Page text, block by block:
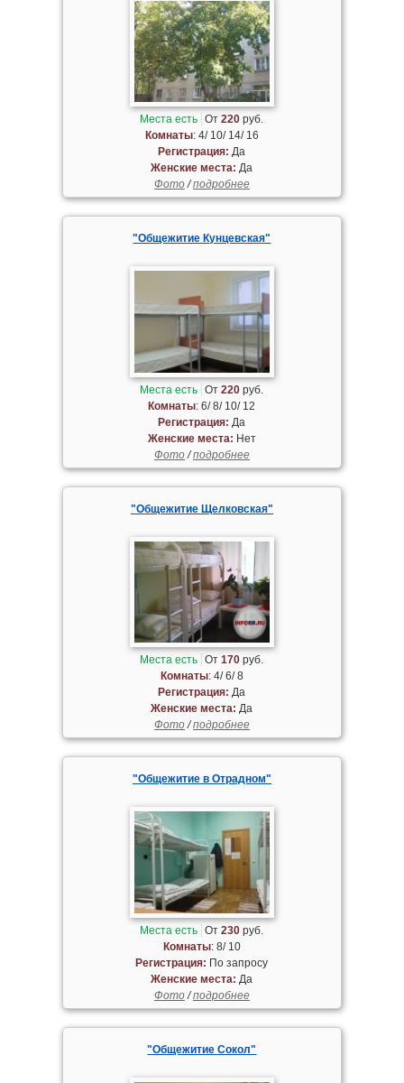
Места есть От220 руб.
Комнаты: 4/ 10/ 14/ 16
Регистрация: Да
Женские места: Да
Фото/подробнее
"Общежитие Кунцевская"
Места есть От220 руб.
Комнаты: 6/ 8/ 10/ 12
Регистрация: Да
Женские места: Нет
Фото/подробнее
"Общежитие Щелковская"
Места есть От170 руб.
Комнаты: 4/ 6/ 8
Регистрация: Да
Женские места: Да
Фото/подробнее
"Общежитие в Отрадном"
Места есть От230 руб.
Комнаты: 8/ 10
Регистрация: По запросу
Женские места: Да
Фото/подробнее
"Общежитие Сокол"